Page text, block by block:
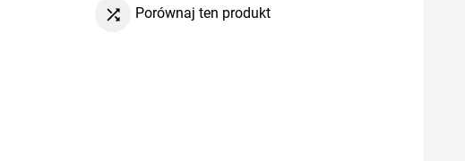
 Porównaj ten produkt